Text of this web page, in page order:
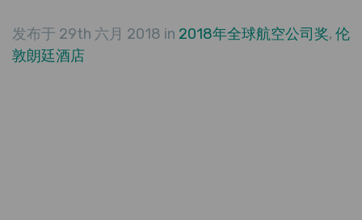
发布于 29th 六月 2018 in 2018年全球航空公司奖, 伦
敦朗廷酒店